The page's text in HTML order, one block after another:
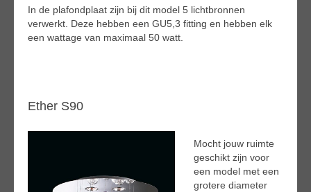
In de plafondplaat zijn bij dit model 5 lichtbronnen
verwerkt. Deze hebben een GU5,3 fitting en hebben elk
een wattage van maximaal 50 watt.
Ether S90
Mocht jouw ruimte
geschikt zijn voor
een model met een
grotere diameter